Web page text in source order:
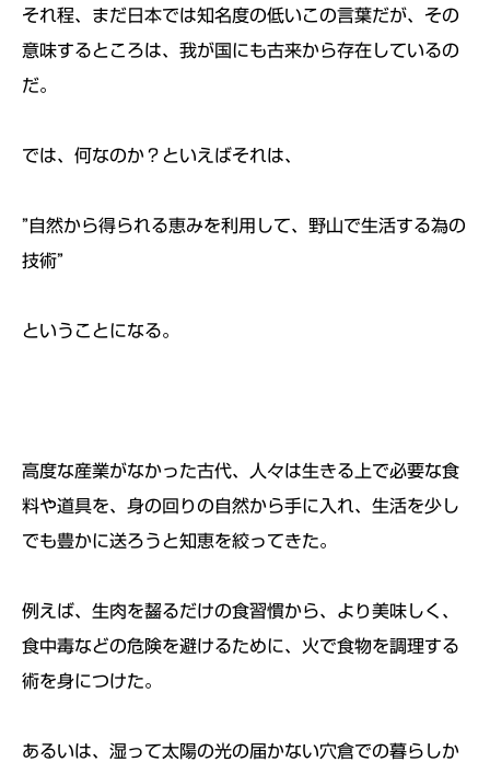
それ程、まだ日本では知名度の低いこの言葉だが、その
意味するところは、我が国にも古来から存在しているの
だ。
では、何なのか？といえばそれは、
”自然から得られる恵みを利用して、野山で生活する為の
技術”
ということになる。
高度な産業がなかった古代、人々は生きる上で必要な食
料や道具を、身の回りの自然から手に入れ、生活を少し
でも豊かに送ろうと知恵を絞ってきた。
例えば、生肉を齧るだけの食習慣から、より美味しく、
食中毒などの危険を避けるために、火で食物を調理する
術を身につけた。
あるいは、湿って太陽の光の届かない穴倉での暮らしか